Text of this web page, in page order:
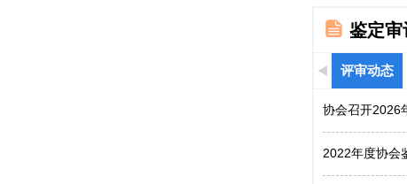
鉴定审
评审动态
协会召开2026
2022年度协会